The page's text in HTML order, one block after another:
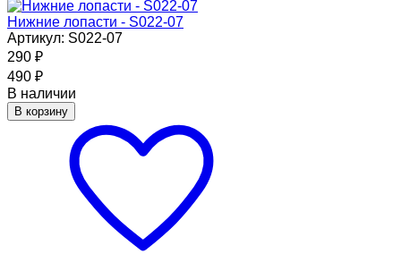
Нижние лопасти - S022-07
Артикул: S022-07
290 ₽
490 ₽
В наличии
В корзину